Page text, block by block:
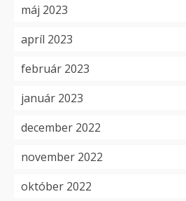
máj 2023
apríl 2023
február 2023
január 2023
december 2022
november 2022
október 2022